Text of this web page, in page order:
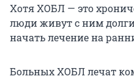
Хотя ХОБЛ — это
люди живут с ним
начать лечение на
Больных ХОБЛ лечат